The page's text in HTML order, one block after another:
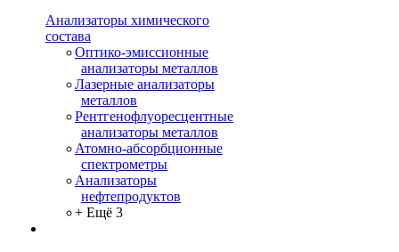
Анализаторы химического
состава
Оптико-эмиссионные
анализаторы металлов
Лазерные анализаторы
металлов
Рентгенофлуоресцентные
анализаторы металлов
Атомно-абсорбционные
спектрометры
Анализаторы
нефтепродуктов
+ Ещё 3